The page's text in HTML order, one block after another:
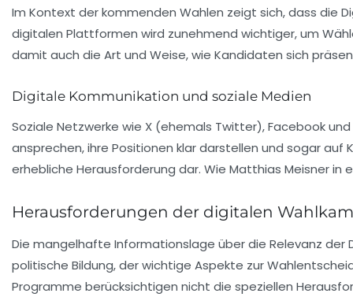
Im Kontext der kommenden Wahlen zeigt sich, dass die
digitalen Plattformen wird zunehmend wichtiger, um
damit auch die Art und Weise, wie Kandidaten sich
Digitale Kommunikation und soziale Medien
Soziale Netzwerke wie X (ehemals Twitter),Facebookund
ansprechen, ihre Positionen klar darstellen und sogar auf
erhebliche Herausforderung dar. Wie Matthias Meisner
Herausforderungen der digitalen
Die mangelhafte Informationslage über die Relevanz der
politische Bildung, der wichtige Aspekte zur
Programme berücksichtigen nicht die speziellen